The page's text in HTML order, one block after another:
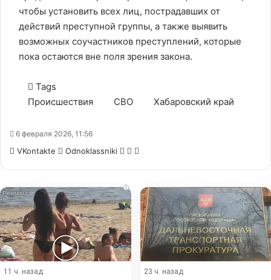
чтобы установить всех лиц, пострадавших от
действий преступной группы, а также выявить
возможных соучастников преступлений, которые
пока остаются вне поля зрения закона.
Tags
Происшествия
СВО Хабаровский край
6 февраля 2026, 11:56
VKontakte Odnoklassniki WhatsApp
Telegram
i
11 ч. назад
23 ч. назад